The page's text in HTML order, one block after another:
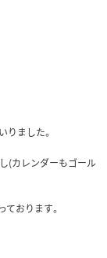
りました。
(カレンダーもゴール
おります。